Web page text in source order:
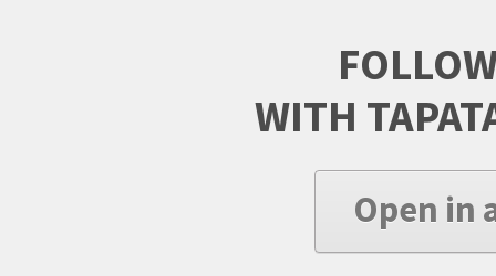
WITH
Open in